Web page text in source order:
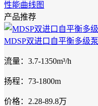
性能曲线图
产品推荐
MDSP双进口自平衡多级泵
流量：3.7-1350m³/h
扬程：73-1800m
价格：2.28-89.8万